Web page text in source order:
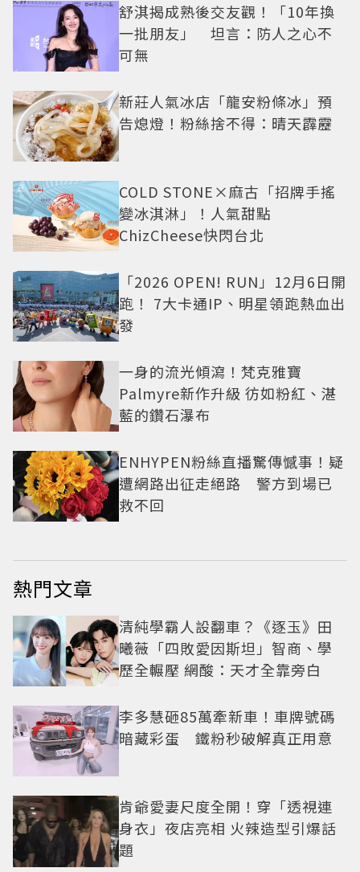
舒淇揭成熟後交友觀！「10年換
一批朋友」 坦言：防人之心不
可無
新莊人氣冰店「龍安粉條冰」預
告熄燈！粉絲捨不得：晴天霹靂
COLD STONE×麻古「招牌手搖
變冰淇淋」！人氣甜點
ChizCheese快閃台北
「2026 OPEN! RUN」12月6日開
跑！ 7大卡通IP、明星領跑熱血出
發
一身的流光傾瀉！梵克雅寶
Palmyre新作升級 彷如粉紅、湛
藍的鑽石瀑布
ENHYPEN粉絲直播驚傳憾事！疑
遭網路出征走絕路 警方到場已
救不回
熱門文章
清純學霸人設翻車？《逐玉》田
曦薇「四敗愛因斯坦」智商、學
歷全輾壓 網酸：天才全靠旁白
李多慧砸85萬牽新車！車牌號碼
暗藏彩蛋 鐵粉秒破解真正用意
肯爺愛妻尺度全開！穿「透視連
身衣」夜店亮相 火辣造型引爆話
題